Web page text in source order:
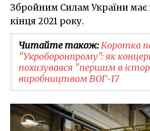
Збройним Силам України має
кінця 2021 року.
Читайте також:Коротка
"Укроборонпрому": як
похизувався "першим в
виробництвом ВОГ-17